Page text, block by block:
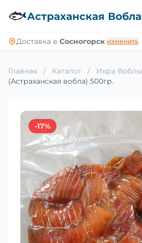
🐟Астраханская Вобла
Доставка в Сосногорск изменить
Главная / Каталог / Икра Воблы
(Астраханская вобла) 500гр.
-17%